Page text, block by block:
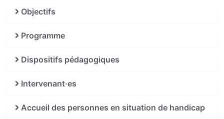
Objectifs
Programme
Dispositifs pédagogiques
Intervenant·es
Accueil des personnes en situation de handicap